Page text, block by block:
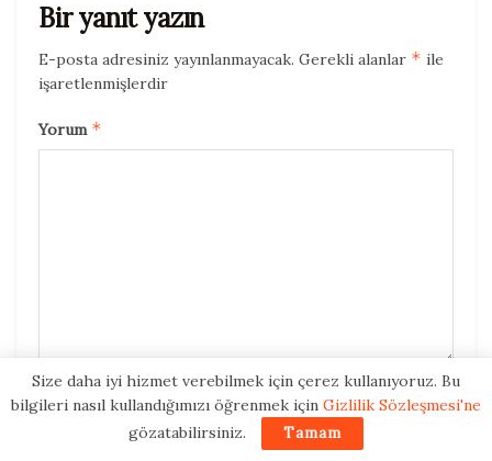
Bir yanıt yazın
E-posta adresiniz yayınlanmayacak. Gerekli alanlar * ile
işaretlenmişlerdir
Yorum *
Ad*
Size daha iyi hizmet verebilmek için çerez kullanıyoruz. Bu
bilgileri nasıl kullandığımızı öğrenmek için Gizlilik Sözleşmesi'ne
gözatabilirsiniz.
Tamam